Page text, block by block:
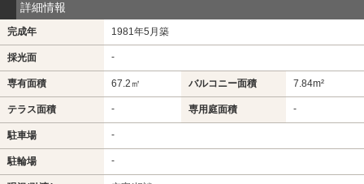
詳細情報
完成年 1981年5月築
採光面 -
専有面積 67.2㎡ バルコニー面積 7.84m²
テラス面積 - 専用庭面積 -
駐車場 -
駐輪場 -